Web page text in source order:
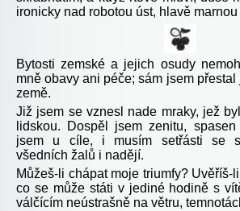
ironicky nad robotou úst, hlavě
Bytosti zemské a jejich osudy
mně obavy ani péče; sám jsem
země.
Již jsem se vznesl nade mraky, jež
lidskou. Dospěl jsem zenitu,
jsem u cíle, i musím setřásti se
všedních žalů i nadějí.
Můžeš-li chápat moje triumfy? Uvěříš-
co se může státi v jediné hodině s
válčícím neústrašně na větru,